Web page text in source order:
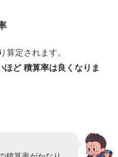
算定されます。
ど 積算率は良くなりま